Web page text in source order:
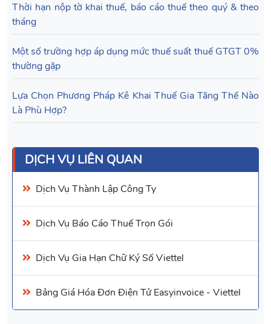
Thời hạn nộp tờ khai thuế, báo cáo thuế theo quý & theo
tháng
Một số trường hợp áp dụng mức thuế suất thuế GTGT 0%
thường gặp
Lựa Chọn Phương Pháp Kê Khai Thuế Gia Tăng Thế Nào
Là Phù Hợp?
DỊCH VỤ LIÊN QUAN
Dịch Vụ Thành Lập Công Ty
Dịch Vụ Báo Cáo ThuếTrọn Gói
Dịch Vụ Gia Hạn Chữ Ký Số Viettel
Bảng Giá Hóa Đơn Điện Tử Easyinvoice - Viettel